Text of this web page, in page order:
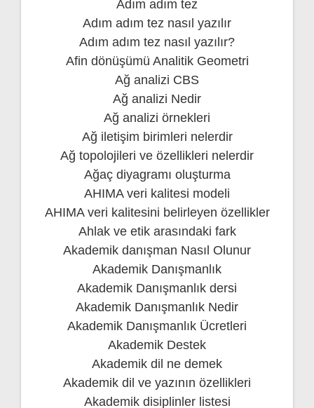
Adım adım tez
Adım adım tez nasıl yazılır
Adım adım tez nasıl yazılır?
Afin dönüşümü Analitik Geometri
Ağ analizi CBS
Ağ analizi Nedir
Ağ analizi örnekleri
Ağ iletişim birimleri nelerdir
Ağ topolojileri ve özellikleri nelerdir
Ağaç diyagramı oluşturma
AHIMA veri kalitesi modeli
AHIMA veri kalitesini belirleyen özellikler
Ahlak ve etik arasındaki fark
Akademik danışman Nasıl Olunur
Akademik Danışmanlık
Akademik Danışmanlık dersi
Akademik Danışmanlık Nedir
Akademik Danışmanlık Ücretleri
Akademik Destek
Akademik dil ne demek
Akademik dil ve yazının özellikleri
Akademik disiplinler listesi